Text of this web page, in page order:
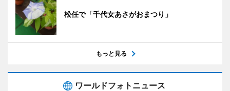
松任で「千代女あさがおまつり」
もっと見る
ワールドフォトニュース